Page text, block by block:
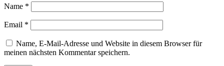
Name *
Email *
Name, E-Mail-Adresse und Website in diesem Browser für
meinen nächsten Kommentar speichern.